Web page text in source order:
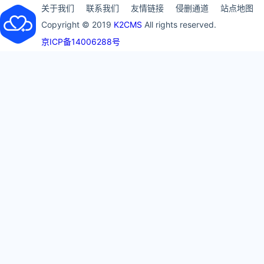
关于我们 联系我们 友情链接 侵删通道
站点地图
Copyright © 2019 K2CMS All rights reserved.
京ICP备14006288号